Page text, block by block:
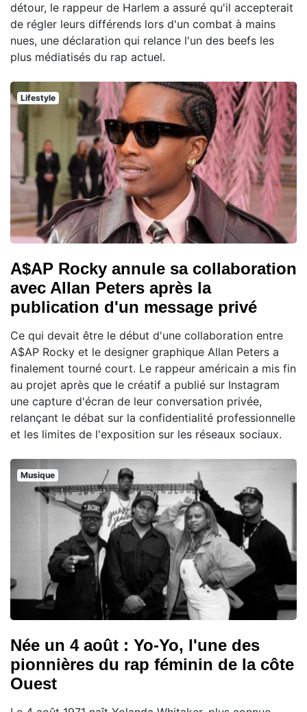
détour, le rappeur de Harlem a assuré qu'il accepterait
de régler leurs différends lors d'un combat à mains
nues, une déclaration qui relance l'un des beefs les
plus médiatisés du rap actuel.
Lifestyle
A$AP Rocky annule sa collaboration
avec Allan Peters après la
publication d'un message privé
Ce qui devait être le début d'une collaboration entre
A$AP Rocky et le designer graphique Allan Peters a
finalement tourné court. Le rappeur américain a mis fin
au projet après que le créatif a publié sur Instagram
une capture d'écran de leur conversation privée,
relançant le débat sur la confidentialité professionnelle
et les limites de l'exposition sur les réseaux sociaux.
Musique
Née un 4 août : Yo-Yo, l'une des
pionnières du rap féminin de la côte
Ouest